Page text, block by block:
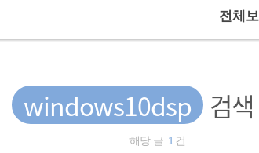
전체보
windows10dsp 검
해당 글 1 건